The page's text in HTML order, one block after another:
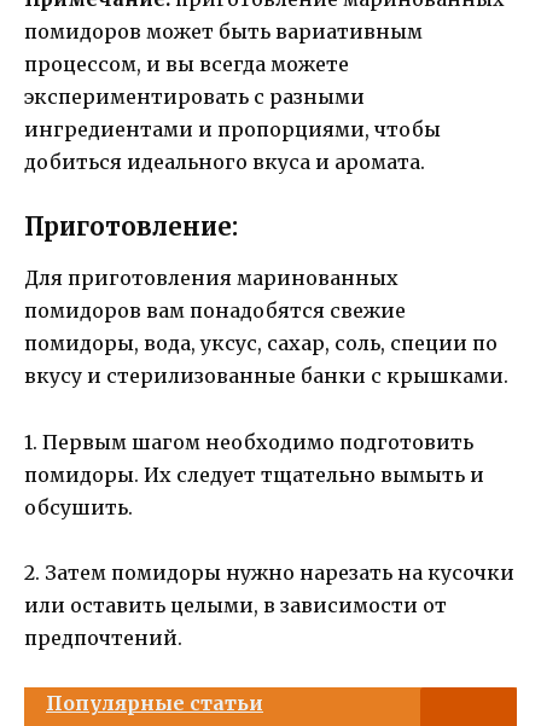
помидоров может быть вариативным
процессом, и вы всегда можете
экспериментировать с разными
ингредиентами и пропорциями, чтобы
добиться идеального вкуса и аромата.
Приготовление:
Для приготовления маринованных
помидоров вам понадобятся свежие
помидоры, вода, уксус, сахар, соль, специи по
вкусу и стерилизованные банки с крышками.
1. Первым шагом необходимо подготовить
помидоры. Их следует тщательно вымыть и
обсушить.
2. Затем помидоры нужно нарезать на кусочки
или оставить целыми, в зависимости от
предпочтений.
Популярные статьи